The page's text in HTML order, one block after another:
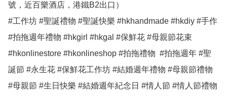
號，近百樂酒店，港鐵B2出口）
#工作坊 #聖誕禮物 #聖誕快樂 #hkhandmade #hkdiy #手作
#拍拖週年禮物 #hkgirl #hkgal #保鮮花 #母親節花束
#hkonlinestore #hkonlineshop #拍拖禮物  #拍拖週年 #聖
誕節 #永生花 #保鮮花工作坊 #結婚週年禮物 #母親節禮物
#母親節 #生日快樂 #結婚週年紀念日 #情人節 #情人節禮物